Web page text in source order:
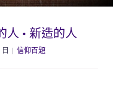
· 新造的人
| 信仰百題